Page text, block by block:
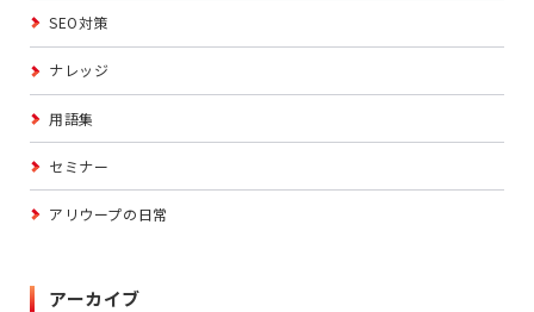
SEO対策
ナレッジ
用語集
セミナー
アリウープの日常
アーカイブ